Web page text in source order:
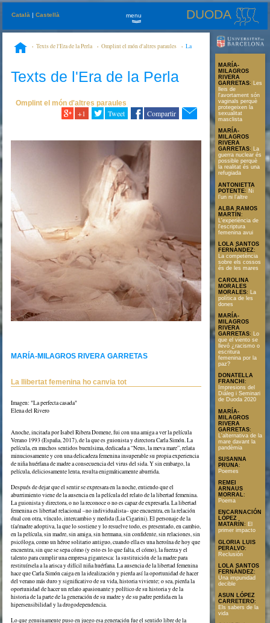
Català |Castellà DUODA
menu
»
Texts de l'Era de la Perla Omplint el món d'altres paraules
La
Texts de l'Era de la Perla
Omplint el món d'altres paraules
+1 Tweet Compartir
Text en format PDF
MARÍA-MILAGROS RIVERA GARRETAS
La llibertat femenina ho canvia tot
Imagen: "La perfecta casada"
Elena del Rivero
Anoche, incitada por Isabel Ribera Domene, fui con una amiga a ver la película
Verano 1993 (España, 2017), de la que es guionista y directora Carla Simón. La
película, en muchos sentidos buenísima, dedicada a “Neus, la meva mare”, relata
minuciosamente y con una delicadeza femenina insuperable su propia experiencia
de niña huérfana de madre a consecuencia del virus del sida. Y sin embargo, la
película, deliciosamente lenta, resulta enigmáticamente aburrida.
Después de dejar que el sentir se expresara en la noche, entiendo que el
aburrimiento viene de la ausencia en la película del relato de la libertad femenina.
La guionista y directora, o no la reconoce o no es capaz de expresarla. La libertad
femenina es libertad relacional –no individualista– que encuentra, en la relación
dual con otra, vínculo, intercambio y medida (Lia Cigarini). El personaje de la
tía/madre adoptiva, la que lo sostiene y lo resuelve todo, es presentado, en cambio,
en la película, sin madre, sin amiga, sin hermana, sin confidente, sin relaciones, sin
psicóloga, como un héroe solitario antiguo, cuando ella es una heroína de hoy que
encuentra, sin que se sepa cómo (y esto es lo que falta, el cómo), la fuerza y el
talento para cumplir una empresa gigantesca: la sustituición de la madre para
restituírsela a la arisca y difícil niña huérfana. La ausencia de la libertad femenina
hace que Carla Simón caiga en la idealización y pierda así la oportunidad de hacer
del verano más duro y significativo de su vida, historia viviente; o sea, pierda la
oportunidad de hacer un relato apasionante y político de su historia y de la
historia de la parte de la generación de su madre y de su padre perdida en la
hipersensibilidad y la drogodependencia.
Lo que genuinamente puso en juego esa generación fue el sentido libre de la
MARÍA-
MILAGROS
RIVERA
GARRETAS: Les
lleis de
l'avortament són
vaginals perquè
protegeixen la
sexualitat
masclista
MARÍA-
MILAGROS
RIVERA
GARRETAS: La
guerra nuclear és
possible perquè
la realitat és una
refugiada
ANTONIETTA
POTENTE: Ni
l’un ni l’altre
ALBA RAMOS
MARTÍN :
L'experiència de
l'escriptura
femenina avui
LOLA SANTOS
FERNÁNDEZ:
La competència
sobre els cossos
és de les mares
CAROLINA
MORALES
MORALES:
La
política de les
dones
MARÍA-
MILAGROS
RIVERA
GARRETAS:
Lo
que el viento se
llevó ¿racismo o
escritura
femenina por la
paz?
DONATELLA
FRANCHI :
Impresions del
Diàleg i Seminari
de Duoda 2020
MARÍA-
MILAGROS
RIVERA
GARRETAS:
L'alternativa de la
mare davant la
pandèmia
SUSANNA
PRUNA:
Poemes
REMEI
ARNAUS
MORRAL:
Poema
ENCARNACIÓN
LÓPEZ
MATARÍN : El
primer impacto
GLORIA LUIS
PERALVO:
Reclusión
LOLA SANTOS
FERNÁNDEZ:
Una impunidad
decible
ASUN LÓPEZ
CARRETERO:
Els sabers de la
vida